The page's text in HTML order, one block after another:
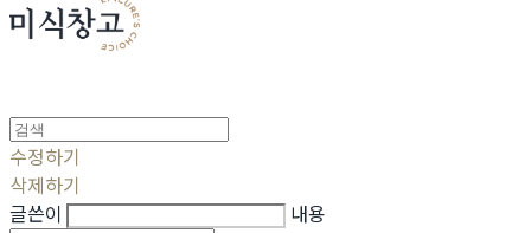
수정하기
삭제하기
글쓴이
내용